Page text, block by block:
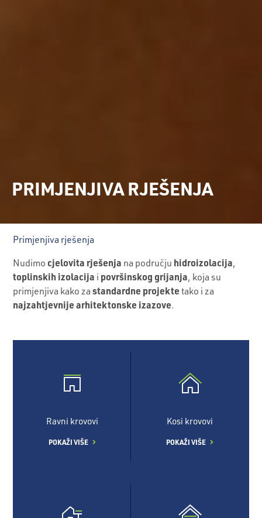
PRIMJENJIVA RJEŠENJA
Primjenjiva rješenja
Nudimocjelovita rješenja na području hidroizolacija,
toplinskih izolacija i površinskog grijanja, koja su
primjenjiva kako zastandardne projekte tako i za
najzahtjevnije arhitektonske izazove.
Ravni krovovi
POKAŽI VIŠE
Kosi krovovi
POKAŽI VIŠE